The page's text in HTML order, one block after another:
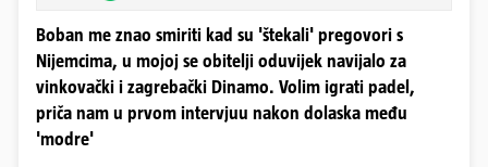
Boban me znao smiriti kad su 'štekali' pregovori s
Nijemcima, u mojoj se obitelji oduvijek navijalo za
vinkovački i zagrebački Dinamo. Volim igrati padel,
priča nam u prvom intervjuu nakon dolaska među
'modre'